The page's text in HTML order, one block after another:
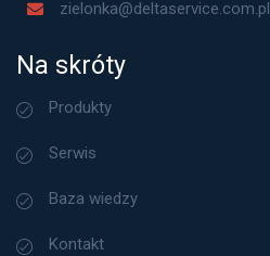
zielonka@deltaservice.com.pl
Na skróty
Produkty
Serwis
Baza wiedzy
Kontakt